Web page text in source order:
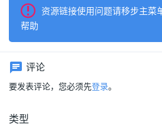
资源链接使用问题请移步主菜
帮助
评论
要发表评论，您必须先登录。
类型